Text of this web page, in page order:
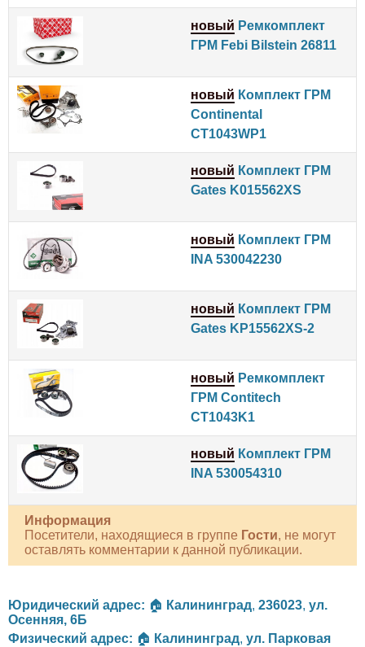
новый Ремкомплект
ГРМ Febi Bilstein 26811
новый Комплект ГРМ
Continental
CT1043WP1
новый Комплект ГРМ
Gates K015562XS
новый Комплект ГРМ
INA 530042230
новый Комплект ГРМ
Gates KP15562XS-2
новый Ремкомплект
ГРМ Contitech
CT1043K1
новый Комплект ГРМ
INA 530054310
Информация
Посетители, находящиеся в группе Гости, не могут
оставлять комментарии к данной публикации.
Юридический адрес: 🏠 Калининград, 236023, ул.
Осенняя, 6Б
Физический адрес: 🏠 Калининград, ул. Парковая